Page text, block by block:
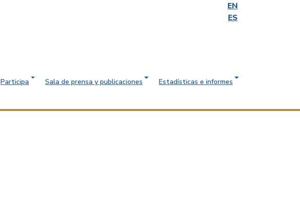
EN
ES
Participa Sala de prensa y publicaciones
Estadísticas e informes